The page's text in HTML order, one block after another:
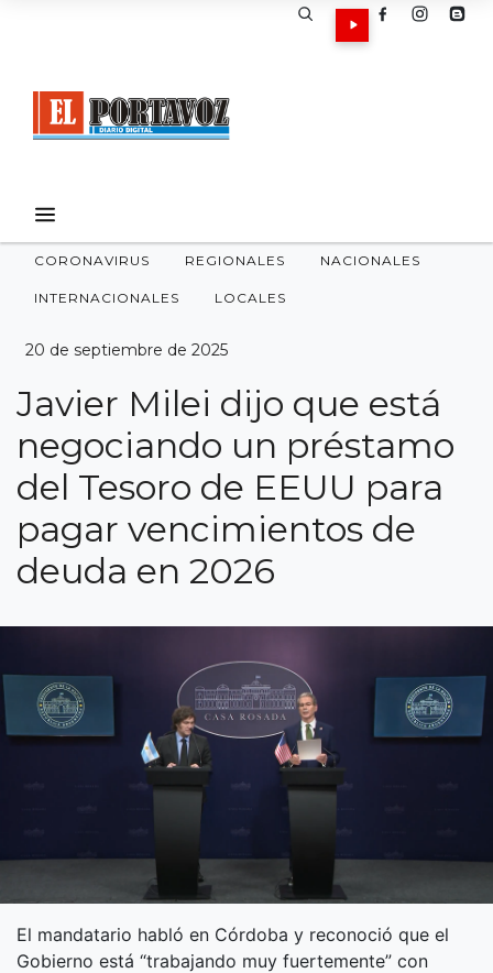
CORONAVIRUS REGIONALES NACIONALES
INTERNACIONALES LOCALES
20 de septiembre de 2025
Javier Milei dijo que está
negociando un préstamo
del Tesoro de EEUU para
pagar vencimientos de
deuda en 2026
El mandatario habló en Córdoba y reconoció que el
Gobierno está “trabajando muy fuertemente” con